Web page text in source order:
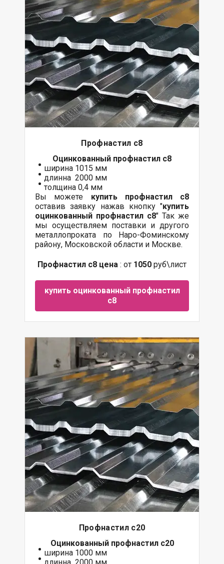
Профнастил с8
Оцинкованный профнастил с8
ширина 1015 мм
длинна 2000 мм
толщина 0,4 мм
Вы можете купить профнастил с8
оставив заявку нажав кнопку "купить
оцинкованный профнастил с8" Так же
мы осуществляем поставки и другого
металлопроката по Наро-Фоминскому
району, Московской области и Москве.
Профнастил с8 цена : от 1050 руб\лист
купить оцинкованный профнастил
с8
Профнастил с20
Оцинкованныйпрофнастил с20
ширина 1000 мм
длинна 2000 мм